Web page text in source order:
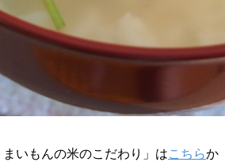
いもんの米のこだわり」はこちらか